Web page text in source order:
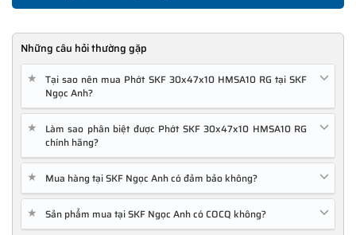
Những câu hỏi thường gặp
★
Tại sao nên mua Phớt SKF 30x47x10 HMSA10 RG tại SKF
Ngọc Anh?
★
Làm sao phân biệt được Phớt SKF 30x47x10 HMSA10 RG
chính hãng?
★ Mua hàng tại SKF Ngọc Anh có đảm bảo không?
★ Sản phẩm mua tại SKF Ngọc Anh có COCQ không?